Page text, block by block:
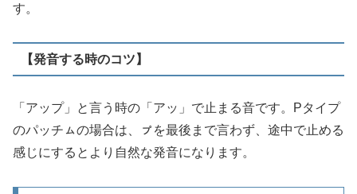
す。
【発音する時のコツ】
「アップ」と言う時の「アッ」で止まる音です。Pタイプ
のパッチㇺの場合は、ㇷ゚を最後まで言わず、途中で止める
感じにするとより自然な発音になります。